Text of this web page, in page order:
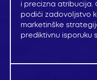
i precizna
podići zadovoljstvo
marketinške
prediktivnu isporuku